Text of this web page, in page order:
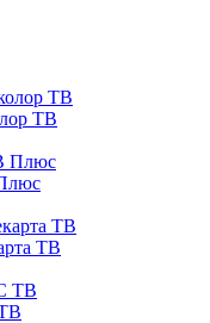
ТВ
ТВ
Плюс
ТВ
ТВ
ТВ